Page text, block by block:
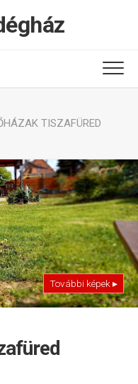
TISZAFÜRED
További képek ▸